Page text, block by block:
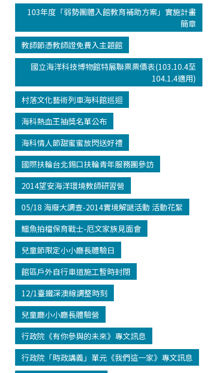
103年度「弱勢團體入館教育補助方案」實施計畫
簡章
教師節憑教師證免費入主題館
國立海洋科技博物館特展聯票票價表(103.10.4至
104.1.4適用)
村落文化藝術列車海科館巡迴
海科熱血王抽獎名單公布
海科情人節甜蜜蜜放閃送好禮
國際扶輪台北錫口扶輪青年服務團參訪
2014望安海洋環境教師研習營
05/18 海廢大調查-2014實境解謎活動 活動花絮
鱷魚拍檔保育戰士-厄文家族見面會
兒童節限定小小廳長體驗日
館區戶外自行車道施工暫時封閉
12/1臺鐵深澳線調整時刻
兒童廳小小廳長體驗營
行政院《有你參與的未來》專文訊息
行政院「時政講義」單元《我們這一家》專文訊息